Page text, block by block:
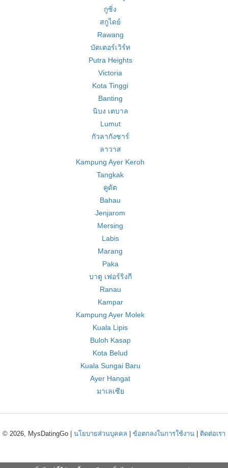
กูชิ่ง
สกูไดย์
Rawang
บัตเตอร์เวิร์ท
Putra Heights
Victoria
Kota Tinggi
Banting
นิบง เตบาล
Lumut
กัวลากังซาร์
ลาวาส
Kampung Ayer Keroh
Tangkak
คูดัต
Bahau
Jenjarom
Mersing
Labis
Marang
Paka
บาตู เฟอร์ริงกี
Ranau
Kampar
Kampung Ayer Molek
Kuala Lipis
Buloh Kasap
Kota Belud
Kuala Sungai Baru
Ayer Hangat
มาเลเซีย
© 2026, MysDatingGo | นโยบายส่วนบุคคล ข้อตกลงในการใช้งาน ติดต่อเรา